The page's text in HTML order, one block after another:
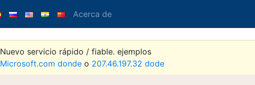
Acerca de
Nuevo servicio rápido / fiable. ejemplos
Microsoft.com donde o 207.46.197.32 dode